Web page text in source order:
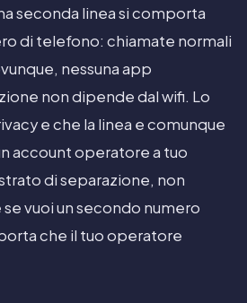
seconda linea si comporta
di telefono: chiamate normali
nessuna app
non dipende dal wifi. Lo
e che la linea e comunque
account operatore a tuo
di separazione, non
vuoi un secondo numero
che il tuo operatore